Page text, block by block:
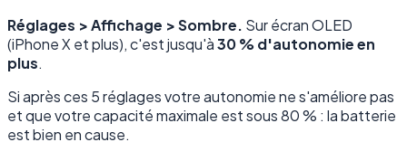
Réglages > Affichage > Sombre. Sur écran OLED
(iPhone X et plus), c'est jusqu'à30 % d'autonomie en
plus.
Si après ces 5 réglages votre autonomie ne s'améliore pas
et que votre capacité maximale est sous 80 % : la batterie
est bien en cause.